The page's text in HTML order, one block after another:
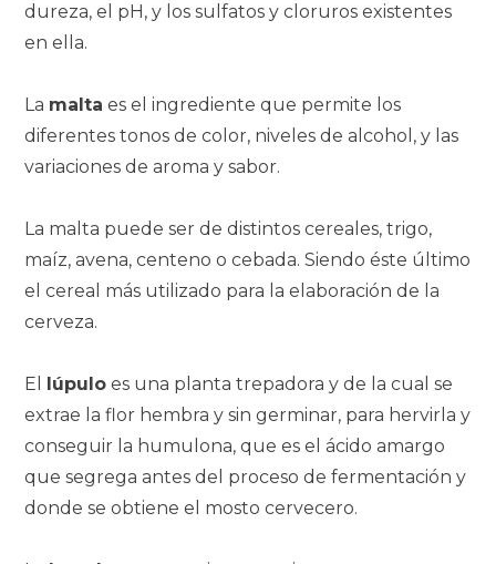
dureza, el pH, y los sulfatos y cloruros existentes
en ella.
La malta es el ingrediente que permite los
diferentes tonos de color, niveles de alcohol, y las
variaciones de aroma y sabor.
La malta puede ser de distintos cereales, trigo,
maíz, avena, centeno o cebada. Siendo éste último
el cereal más utilizado para la elaboración de la
cerveza.
El lúpulo es una planta trepadora y de la cual se
extrae la flor hembra y sin germinar, para hervirla y
conseguir la humulona, que es el ácido amargo
que segrega antes del proceso de fermentación y
donde se obtiene el mosto cervecero.